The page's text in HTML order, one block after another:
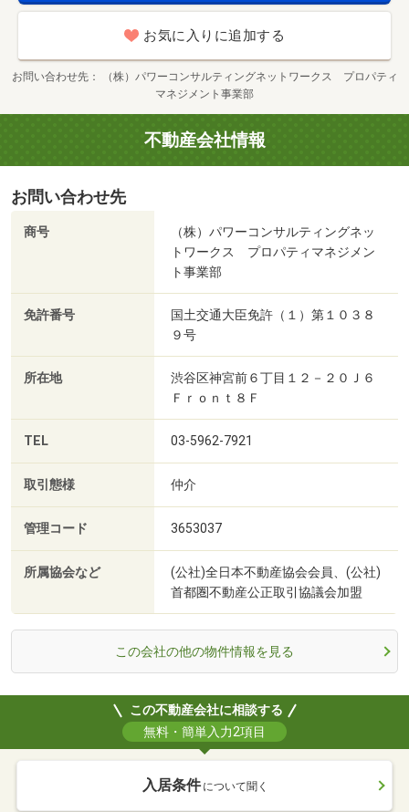
お気に入りに追加する
お問い合わせ先
（株）パワーコンサルティングネットワークス プロパティ
マネジメント事業部
不動産会社情報
お問い合わせ先
商号
（株）パワーコンサルティングネッ
トワークス プロパティマネジメン
ト事業部
免許番号
国土交通大臣免許（１）第１０３８
９号
所在地
渋谷区神宮前６丁目１２－２０Ｊ６
Ｆｒｏｎｔ８Ｆ
TEL 03-5962-7921
取引態様 仲介
管理コード 3653037
所属協会など
(公社)全日本不動産協会会員、(公社)
首都圏不動産公正取引協議会加盟
この会社の他の物件情報を見る
この不動産会社に相談する
無料・簡単入力2項目
入居条件 について聞く